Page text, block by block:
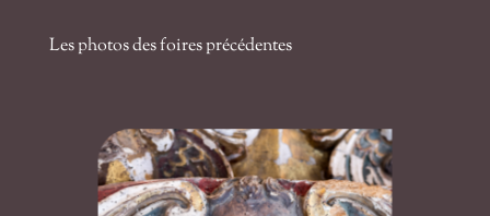
Les photos des foires précédentes